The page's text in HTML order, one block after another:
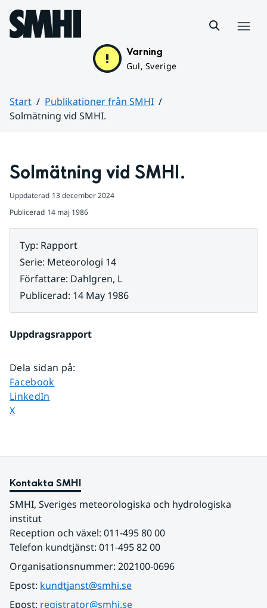
Hoppa till sidans innehåll
Varning
Gul, Sverige
Start
Publikationer från SMHI
Solmätning vid SMHI.
Solmätning vid SMHI.
Uppdaterad 13 december 2024
Publicerad 14 maj 1986
Typ: Rapport
Serie: Meteorologi 14
Författare: Dahlgren, L
Publicerad: 14 May 1986
Uppdragsrapport
Dela sidan på:
Dela sidan på
Facebook
Dela sidan på
LinkedIn
Dela sidan på
X
Kontakta SMHI
SMHI, Sveriges meteorologiska och hydrologiska
institut
Reception och växel: 011-495 80 00
Telefon kundtjänst: 011-495 82 00
Organisationsnummer: 202100-0696
Epost: kundtjanst@smhi.se
Epost: registrator@smhi.se